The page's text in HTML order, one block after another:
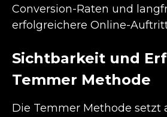
Conversion-Raten und
erfolgreichere Online-
Sichtbarkeit und
Temmer Methode
Die Temmer Methode setzt